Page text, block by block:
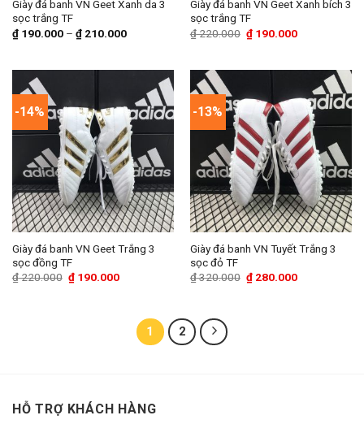
Giày đá banh VN Geet Xanh da 3
sọc trắng TF
₫190.000– ₫210.000
Giày đá banh VN Geet Xanh bích 3
sọc trắng TF
₫220.000 Giá
gốc
₫190.000Giá
₫ 190.000.
-14%
Giày đá banh VN Geet Trắng 3
sọc đồng TF
₫220.000 Giá
gốc
₫190.000Giá
₫ 190.000.
-13%
Giày đá banh VN Tuyết Trắng 3
sọc đỏ TF
₫320.000 Giá
gốc
₫280.000Giá
1 2
HỖ TRỢ KHÁCH HÀNG